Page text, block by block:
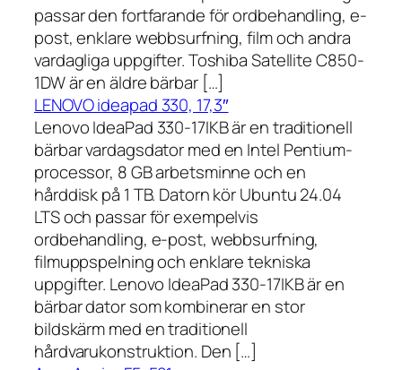
passar den fortfarande för ordbehandling, e-
post, enklare webbsurfning, film och andra
vardagliga uppgifter. Toshiba Satellite C850-
1DW är en äldre bärbar […]
LENOVO ideapad 330, 17,3″
Lenovo IdeaPad 330-17IKB är en traditionell
bärbar vardagsdator med en Intel Pentium-
processor, 8 GB arbetsminne och en
hårddisk på 1 TB. Datorn kör Ubuntu 24.04
LTS och passar för exempelvis
ordbehandling, e-post, webbsurfning,
filmuppspelning och enklare tekniska
uppgifter. Lenovo IdeaPad 330-17IKB är en
bärbar dator som kombinerar en stor
bildskärm med en traditionell
hårdvarukonstruktion. Den […]